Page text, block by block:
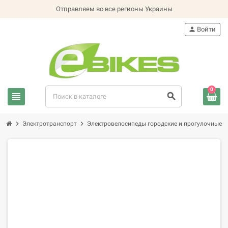
Отправляем во все регионы Украины
view_headline search
person Войти
0
chevron_right Электротранспорт chevron_right Электровелосипеды городские и прогулочные